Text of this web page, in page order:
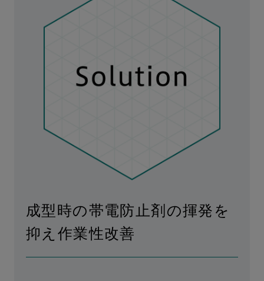
成型時の帯電防止剤の揮発を
抑え作業性改善